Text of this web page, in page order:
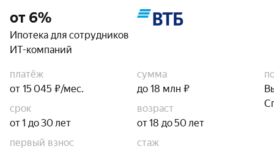
от 6%
Ипотека для сотрудников
ИТ-компаний
платёж
от 15 045 ₽/мес.
сумма
до 18 млн ₽
срок
от 1 до 30 лет
возраст
от 18 до 50 лет
первый взнос
стаж